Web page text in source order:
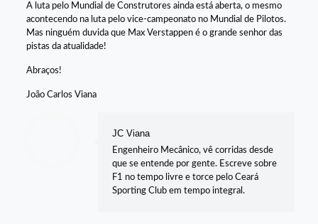
A luta pelo Mundial de Construtores ainda está aberta, o mesmo
acontecendo na luta pelo vice-campeonato no Mundial de Pilotos.
Mas ninguém duvida que Max Verstappen é o grande senhor das
pistas da atualidade!
Abraços!
João Carlos Viana
JC Viana
Engenheiro Mecânico, vê corridas desde
que se entende por gente. Escreve sobre
F1 no tempo livre e torce pelo Ceará
Sporting Club em tempo integral.